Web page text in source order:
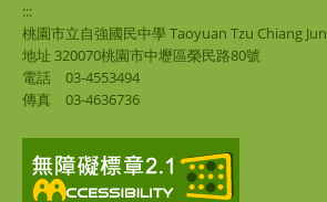
:::
桃園市立自強國民中學 Taoyuan Tzu Chiang
地址 320070桃園市中壢區榮民路80號
電話
03-4553494
傳真
03-4636736